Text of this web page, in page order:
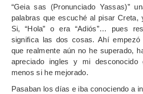
“Geia sas (Pronunciado Yassas)”
palabras que escuché al pisar Creta,
Si, “Hola” o era “Adiós”… pues
significa las dos cosas. Ahí
que realmente aún no he superado,
apreciado ingles y mi
menos si he mejorado.
Pasaban los días e iba conociendo a